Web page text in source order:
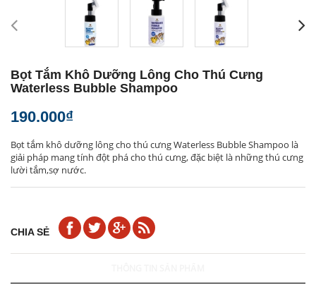
Bọt Tắm Khô Dưỡng Lông Cho Thú Cưng
Waterless Bubble Shampoo
190.000₫
Bọt tắm khô dưỡng lông cho thú cưng Waterless Bubble Shampoo là
giải pháp mang tính đột phá cho thú cưng, đặc biệt là những thú cưng
lười tắm,sợ nước.
CHIA SẺ